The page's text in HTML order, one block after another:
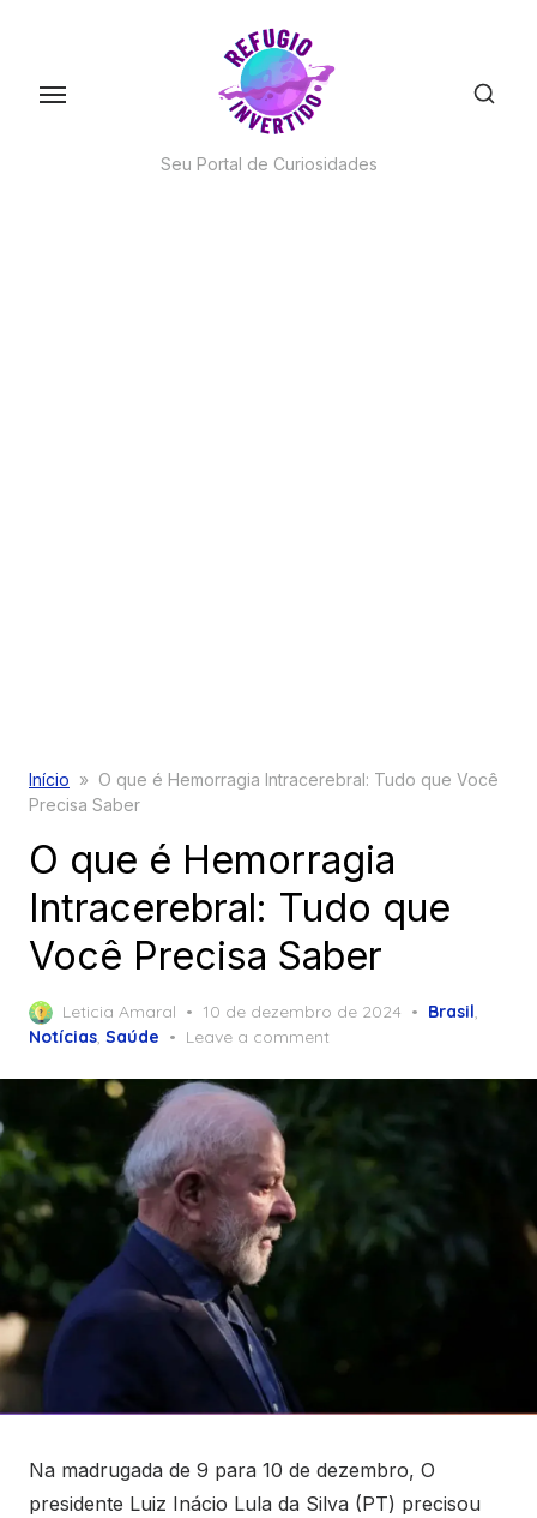
Seu Portal de Curiosidades
Início » O que é Hemorragia Intracerebral: Tudo que Você
Precisa Saber
O que é Hemorragia
Intracerebral: Tudo que
Você Precisa Saber
Leticia Amaral
Posted
on
10 de dezembro de 2024 Brasil,
Notícias, Saúde Leave a comment
Na madrugada de 9 para 10 de dezembro, O
presidente Luiz Inácio Lula da Silva (PT) precisou